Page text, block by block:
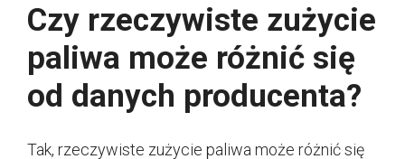
Czy rzeczywiste zużycie
paliwa może różnić się
od danych producenta?
Tak, rzeczywiste zużycie paliwa może różnić się